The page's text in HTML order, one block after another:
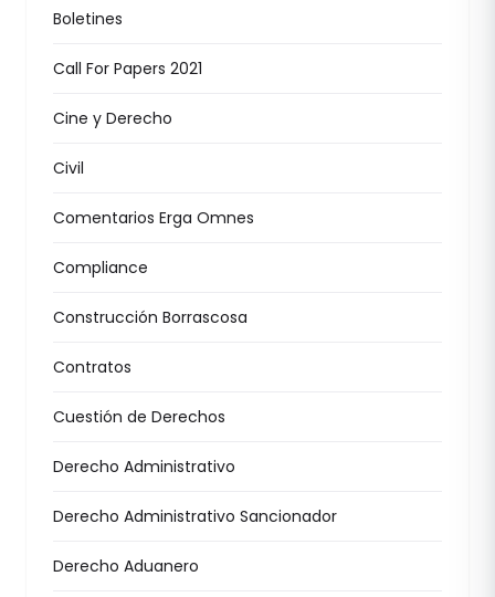
Boletines
Call For Papers 2021
Cine y Derecho
Civil
Comentarios Erga Omnes
Compliance
Construcción Borrascosa
Contratos
Cuestión de Derechos
Derecho Administrativo
Derecho Administrativo Sancionador
Derecho Aduanero